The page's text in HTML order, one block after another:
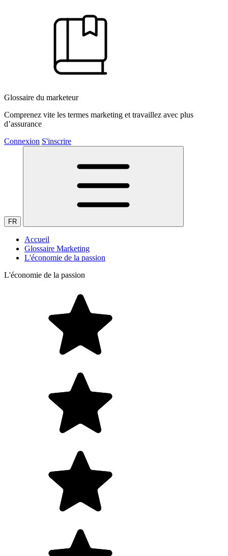
Glossaire du marketeur
Comprenez vite les termes marketing et travaillez avec plus
d’assurance
Connexion S'inscrire
FR
Accueil
Glossaire Marketing
L'économie de la passion
L'économie de la passion